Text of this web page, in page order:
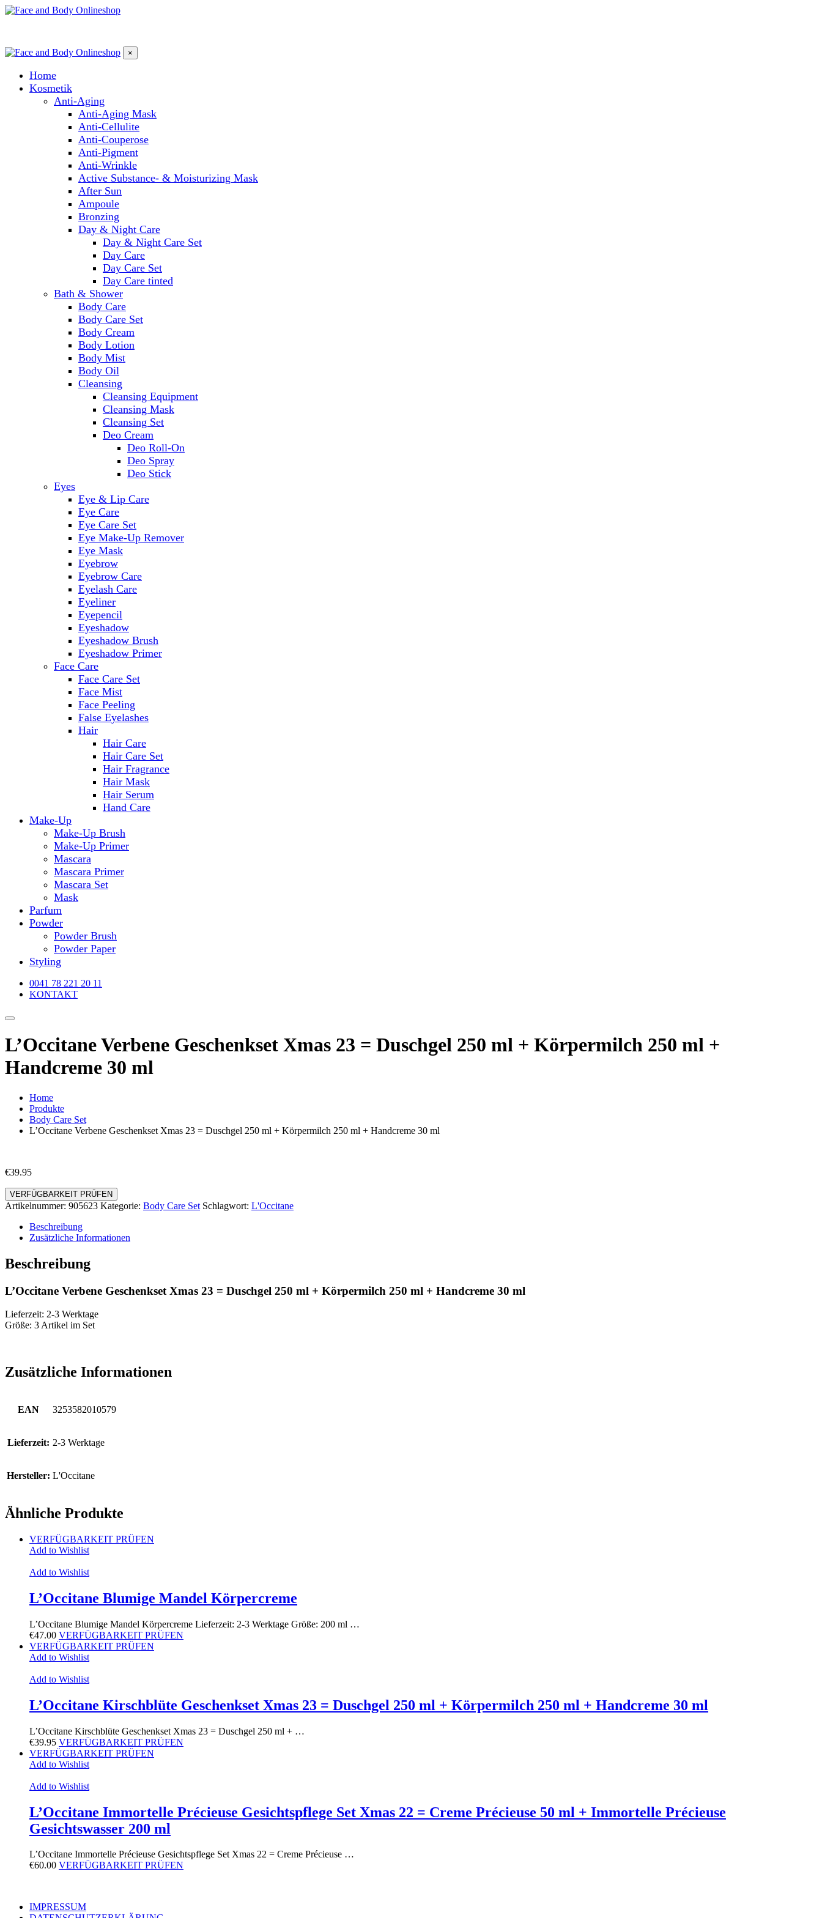
×
Home
Kosmetik
Anti-Aging
Anti-Aging Mask
Anti-Cellulite
Anti-Couperose
Anti-Pigment
Anti-Wrinkle
Active Substance- & Moisturizing Mask
After Sun
Ampoule
Bronzing
Day & Night Care
Day & Night Care Set
Day Care
Day Care Set
Day Care tinted
Bath & Shower
Body Care
Body Care Set
Body Cream
Body Lotion
Body Mist
Body Oil
Cleansing
Cleansing Equipment
Cleansing Mask
Cleansing Set
Deo Cream
Deo Roll-On
Deo Spray
Deo Stick
Eyes
Eye & Lip Care
Eye Care
Eye Care Set
Eye Make-Up Remover
Eye Mask
Eyebrow
Eyebrow Care
Eyelash Care
Eyeliner
Eyepencil
Eyeshadow
Eyeshadow Brush
Eyeshadow Primer
Face Care
Face Care Set
Face Mist
Face Peeling
False Eyelashes
Hair
Hair Care
Hair Care Set
Hair Fragrance
Hair Mask
Hair Serum
Hand Care
Make-Up
Make-Up Brush
Make-Up Primer
Mascara
Mascara Primer
Mascara Set
Mask
Parfum
Powder
Powder Brush
Powder Paper
Styling
0041 78 221 20 11
KONTAKT
L’Occitane Verbene Geschenkset Xmas 23 = Duschgel 250 ml + Körpermilch 250 ml +
Handcreme 30 ml
Home
Produkte
Body Care Set
L’Occitane Verbene Geschenkset Xmas 23 = Duschgel 250 ml + Körpermilch 250 ml + Handcreme 30 ml
€39.95
VERFÜGBARKEIT PRÜFEN
Artikelnummer: 905623 Kategorie: Body Care Set Schlagwort: L'Occitane
Beschreibung
Zusätzliche Informationen
Beschreibung
L’Occitane Verbene Geschenkset Xmas 23 = Duschgel 250 ml + Körpermilch 250 ml + Handcreme 30 ml
Lieferzeit: 2-3 Werktage
Größe: 3 Artikel im Set
Zusätzliche Informationen
EAN 3253582010579
Lieferzeit: 2-3 Werktage
Hersteller: L'Occitane
Ähnliche Produkte
VERFÜGBARKEIT PRÜFEN
Add to Wishlist
Add to Wishlist
L’Occitane Blumige Mandel Körpercreme
L’Occitane Blumige Mandel Körpercreme Lieferzeit: 2-3 Werktage Größe: 200 ml …
€47.00 VERFÜGBARKEIT PRÜFEN
VERFÜGBARKEIT PRÜFEN
Add to Wishlist
Add to Wishlist
L’Occitane Kirschblüte Geschenkset Xmas 23 = Duschgel 250 ml + Körpermilch 250 ml + Handcreme 30 ml
L’Occitane Kirschblüte Geschenkset Xmas 23 = Duschgel 250 ml + …
€39.95 VERFÜGBARKEIT PRÜFEN
VERFÜGBARKEIT PRÜFEN
Add to Wishlist
Add to Wishlist
L’Occitane Immortelle Précieuse Gesichtspflege Set Xmas 22 = Creme Précieuse 50 ml + Immortelle Précieuse
Gesichtswasser 200 ml
L’Occitane Immortelle Précieuse Gesichtspflege Set Xmas 22 = Creme Précieuse …
€60.00 VERFÜGBARKEIT PRÜFEN
IMPRESSUM